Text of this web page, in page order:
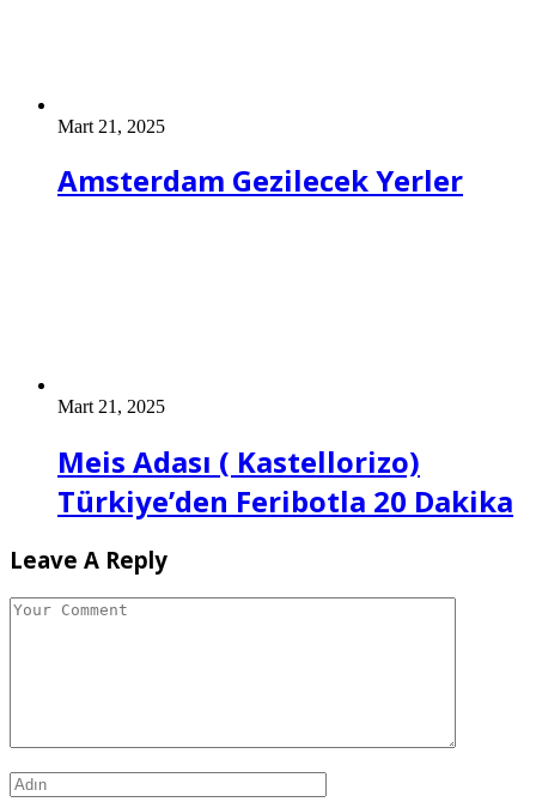
Mart 21, 2025
Amsterdam Gezilecek Yerler
Mart 21, 2025
Meis Adası ( Kastellorizo)
Türkiye’den Feribotla 20 Dakika
Leave A Reply